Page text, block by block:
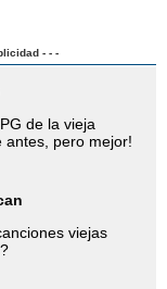
- - -
de la vieja
antes, pero mejor!
viejas